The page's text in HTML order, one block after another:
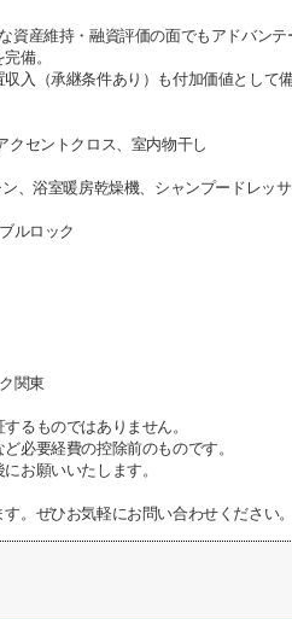
資産維持・融資評価の面でもアドバン
備。
入（承継条件あり）も付加価値として
クセントクロス、室内物干し
、浴室暖房乾燥機、シャンプードレッ
ルロック
関東
るものではありません。
必要経費の控除前のものです。
お願いいたします。
。ぜひお気軽にお問い合わせください